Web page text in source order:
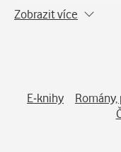
smrtí něco
tajemný vlčí kult,
malují svá znamení
historie sahající až
vysídlení
Zobrazit více
E-knihy